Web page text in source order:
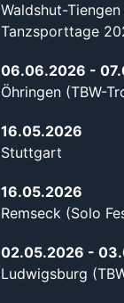
Waldshut-
Tanzsporttage
06.06.2026 -
Öhringen (TBW-
16.05.2026
Stuttgart
16.05.2026
Remseck (Solo
02.05.2026 -
Ludwigsburg